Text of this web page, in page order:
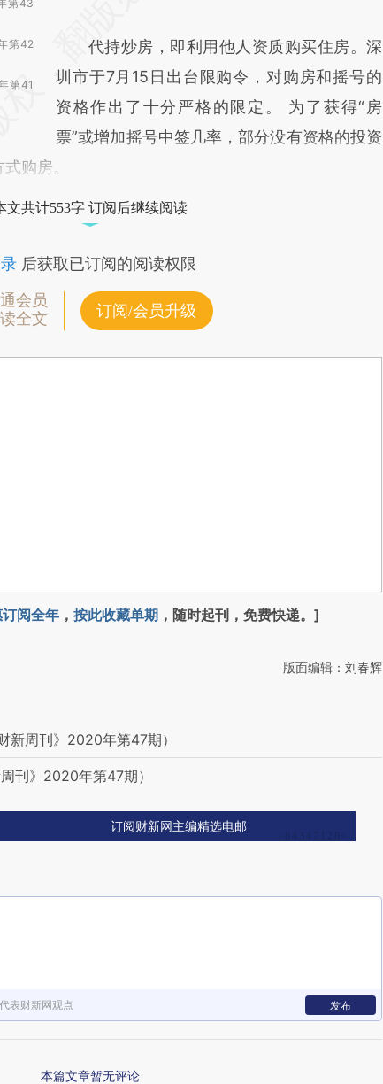
第43
第42
第41
代持炒房，即利用他人资质购买住房。深
圳市于7月15日出台限购令，对购房和摇号的
资格作出了十分严格的限定。 为了获得“房
票”或增加摇号中签几率，部分没有资格的投资
购房。
文共计553字 订阅后继续阅读
后获取已订阅的阅读权限
会员
全文
订阅/会员升级
阅全年 ， 按此收藏单期 ，随时起刊，免费快递。]
版面编辑：刘春辉
新周刊》2020年第47期）
刊》2020年第47期）
订阅财新网主编精选电邮
表财新网观点 发布
本篇文章暂无评论